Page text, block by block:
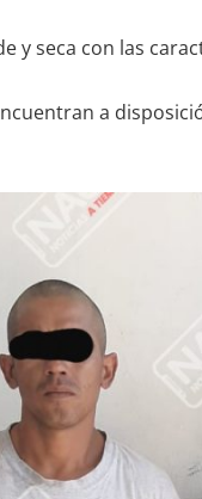
seca con las
a